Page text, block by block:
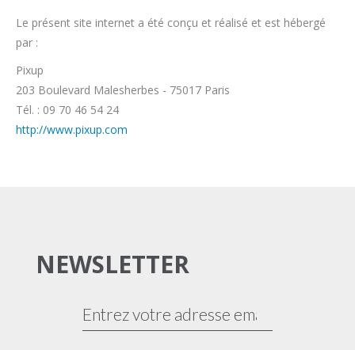
Le présent site internet a été conçu et réalisé et est hébergé
par :
Pixup
203 Boulevard Malesherbes - 75017 Paris
Tél. : 09 70 46 54 24
http://www.pixup.com
NEWSLETTER